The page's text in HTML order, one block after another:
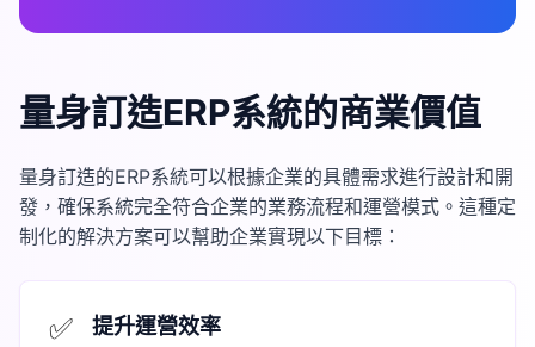
量身訂造ERP系統的商業價值
量身訂造的ERP系統可以根據企業的具體需求進行設計和開
發，確保系統完全符合企業的業務流程和運營模式。這種定
制化的解決方案可以幫助企業實現以下目標：
✅ 提升運營效率